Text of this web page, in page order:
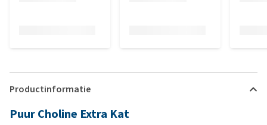
Productinformatie
Puur Choline Extra Kat